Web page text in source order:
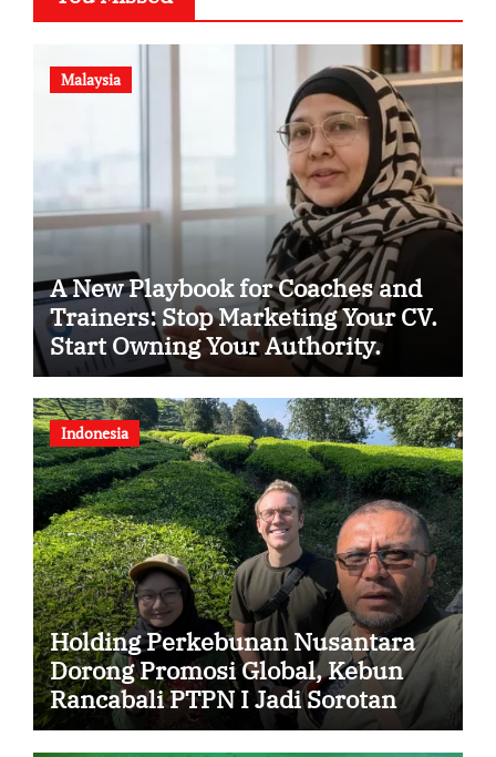
Malaysia
A New Playbook for Coaches and
Trainers: Stop Marketing Your CV.
Start Owning Your Authority.
Indonesia
Holding Perkebunan Nusantara
Dorong Promosi Global, Kebun
Rancabali PTPN I Jadi Sorotan
Media Amerika Serikat